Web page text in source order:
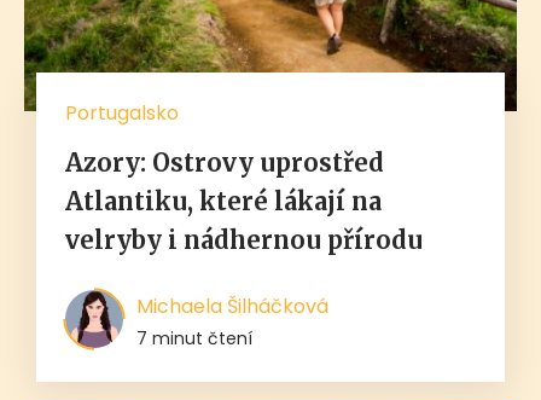
Portugalsko
Azory: Ostrovy uprostřed
Atlantiku, které lákají na
velryby i nádhernou přírodu
Michaela Šilháčková
7 minut čtení